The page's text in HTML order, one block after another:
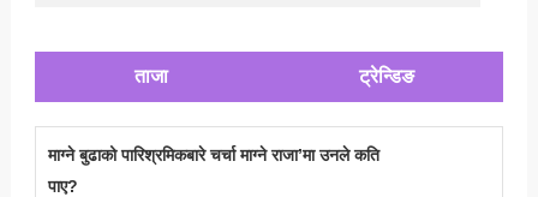
ताजा ट्रेन्डिङ
माग्ने बुढाको पारिश्रमिकबारे चर्चा माग्ने राजा’मा उनले कति
पाए?